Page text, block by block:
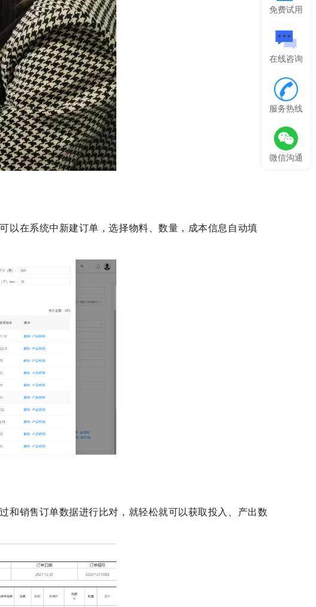
以在系统中新建订单，选择物料、数量，成本信息自动填
和销售订单数据进行比对，就轻松就可以获取投入、产出数
免费试用
在线咨询
服务热线
微信沟通